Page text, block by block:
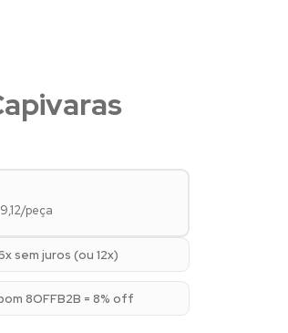
peça
sem juros (ou 12x)
8OFFB2B = 8% off